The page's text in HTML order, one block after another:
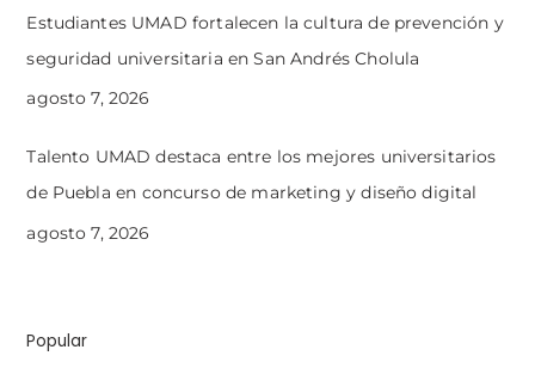
Estudiantes UMAD fortalecen la cultura de prevención y
seguridad universitaria en San Andrés Cholula
agosto 7, 2026
Talento UMAD destaca entre los mejores universitarios
de Puebla en concurso de marketing y diseño digital
agosto 7, 2026
Popular